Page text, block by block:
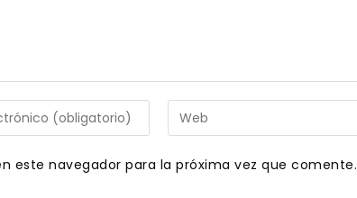
Introduce
la
de
este navegador para la próxima vez que comente.